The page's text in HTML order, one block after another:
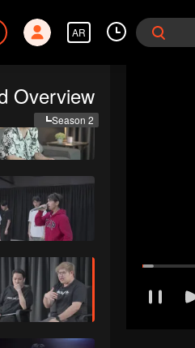
AR
Season 2